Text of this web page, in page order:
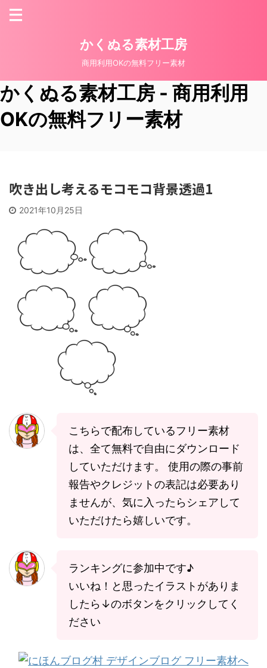
かくぬる素材工房
商用利用OKの無料フリー素材
かくぬる素材工房 - 商用利用
OKの無料フリー素材
吹き出し考えるモコモコ背景透過1
2021年10月25日
こちらで配布しているフリー素材
は、全て無料で自由にダウンロード
していただけます。 使用の際の事前
報告やクレジットの表記は必要あり
ませんが、気に入ったらシェアして
いただけたら嬉しいです。
ランキングに参加中です♪
いいね！と思ったイラストがありま
したら↓のボタンをクリックしてく
ださい